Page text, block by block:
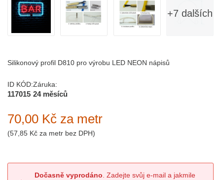
+7 dalších
Silikonový profil D810 pro výrobu LED NEON nápisů
ID KÓD:
117015
Záruka:
24 měsíců
70,00 Kč za metr
(57,85 Kč za metr bez DPH)
Dočasně vyprodáno. Zadejte svůj e-mail a jakmile